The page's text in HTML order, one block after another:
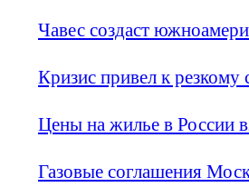
Чавес создаст
Кризис привел к
Цены на жилье в России
Газовые соглашения